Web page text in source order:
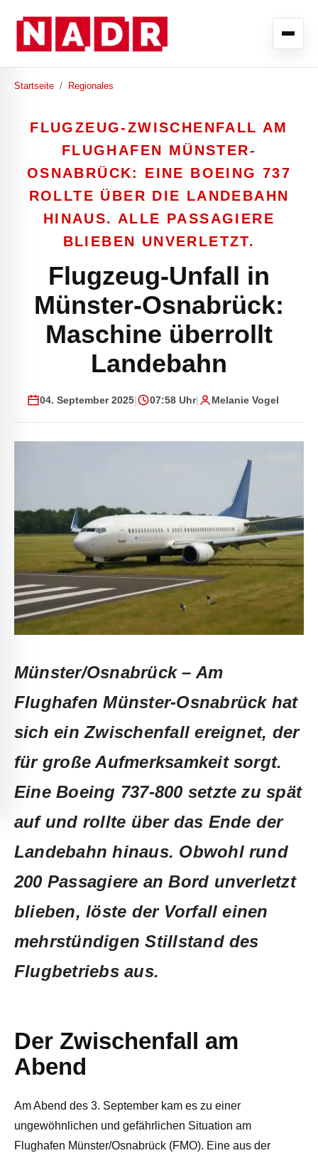
Startseite / Regionales
FLUGZEUG-ZWISCHENFALL AM
FLUGHAFEN MÜNSTER-
OSNABRÜCK: EINE BOEING 737
ROLLTE ÜBER DIE LANDEBAHN
HINAUS. ALLE PASSAGIERE
BLIEBEN UNVERLETZT.
Flugzeug-Unfall in
Münster-Osnabrück:
Maschine überrollt
Landebahn
04. September 2025| 07:58 Uhr| Melanie Vogel
Münster/Osnabrück – Am
Flughafen Münster-Osnabrück hat
sich ein Zwischenfall ereignet, der
für große Aufmerksamkeit sorgt.
Eine Boeing 737-800 setzte zu spät
auf und rollte über das Ende der
Landebahn hinaus. Obwohl rund
200 Passagiere an Bord unverletzt
blieben, löste der Vorfall einen
mehrstündigen Stillstand des
Flugbetriebs aus.
Der Zwischenfall am
Abend
Am Abend des 3. September kam es zu einer
ungewöhnlichen und gefährlichen Situation am
Flughafen Münster/Osnabrück (FMO). Eine aus der